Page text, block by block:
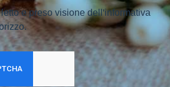
e preso visione dell'informativa